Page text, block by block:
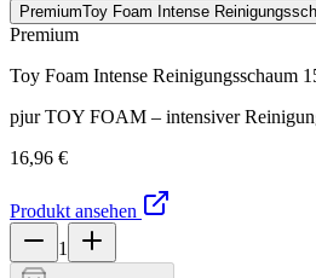
PremiumToy Foam Intense
Premium
Toy Foam Intense Reinigungsschaum
pjur TOY FOAM – intensiver
16,96 €
Produkt ansehen
1